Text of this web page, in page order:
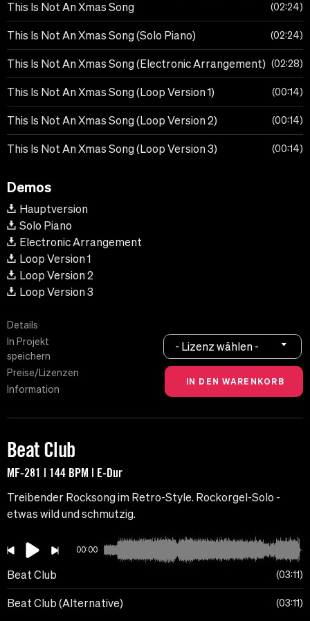
This Is Not An Xmas Song 02:24
This Is Not An Xmas Song (Solo Piano) 02:24
This Is Not An Xmas Song (Electronic Arrangement) 02:28
This Is Not An Xmas Song (Loop Version 1) 00:14
This Is Not An Xmas Song (Loop Version 2) 00:14
This Is Not An Xmas Song (Loop Version 3) 00:14
Demos
Hauptversion
Solo Piano
Electronic Arrangement
Loop Version 1
Loop Version 2
Loop Version 3
Details
In Projekt
speichern
Preise/Lizenzen
Information
- Lizenz wählen -
Beat Club
MF-281 | 144 BPM | E-Dur
Treibender Rocksong im Retro-Style. Rockorgel-Solo -
etwas wild und schmutzig.
00:00
Beat Club 03:11
Beat Club (Alternative) 03:11